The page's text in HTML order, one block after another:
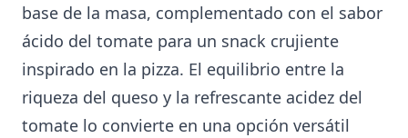
base de la masa, complementado con el sabor
ácido del tomate para un snack crujiente
inspirado en la pizza. El equilibrio entre la
riqueza del queso y la refrescante acidez del
tomate lo convierte en una opción versátil